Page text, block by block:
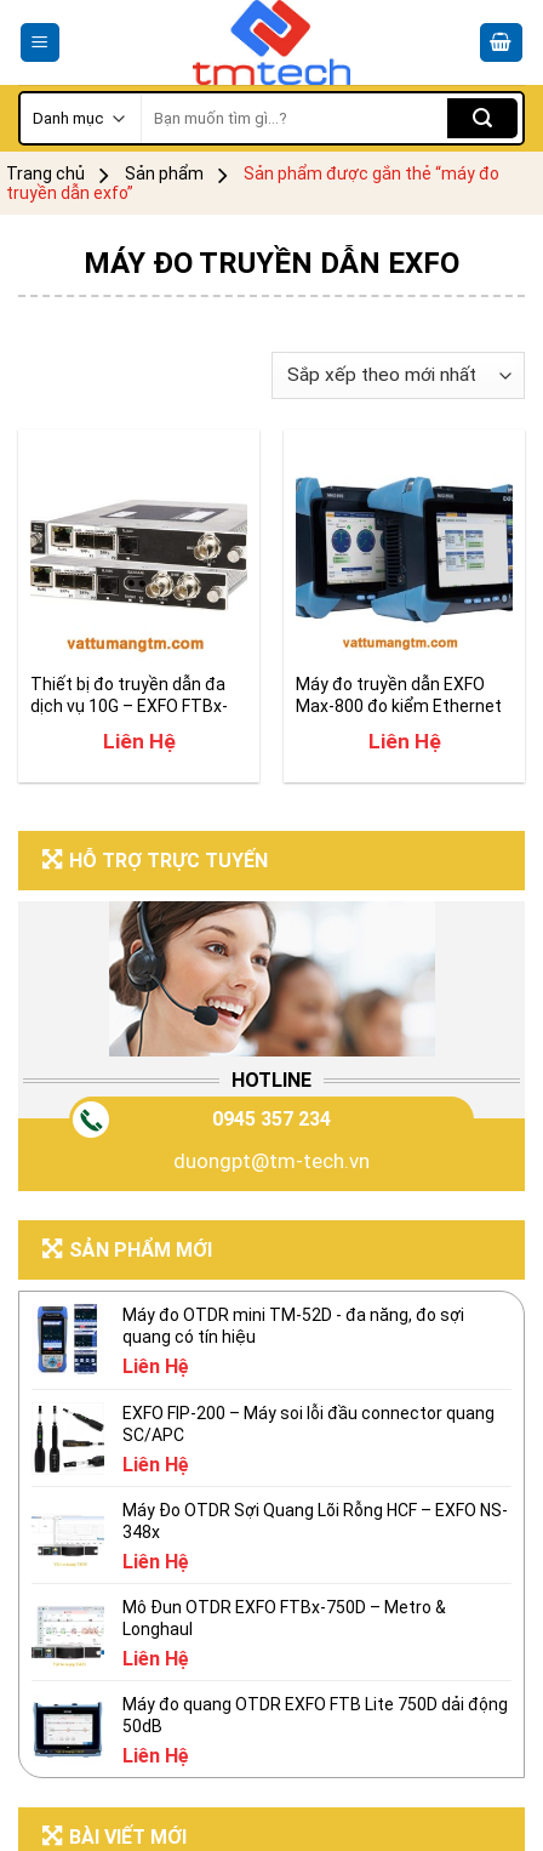
kiếm:
Trang chủ Sản phẩm
Sản phẩm được gắn thẻ “máy đo
truyền dẫn exfo”
HỖ TRỢ TRỰC TUYẾN
HOTLINE
0945 357 234
duongpt@tm-tech.vn
SẢN PHẨM MỚI
Máy đo OTDR mini TM-52D - đa năng, đo sợi
quang có tín hiệu
Liên Hệ
EXFO FIP-200 – Máy soi lỗi đầu connector quang
SC/APC
Liên Hệ
Máy Đo OTDR Sợi Quang Lõi Rỗng HCF – EXFO NS-
348x
Liên Hệ
Mô Đun OTDR EXFO FTBx-750D – Metro &
Longhaul
Liên Hệ
Máy đo quang OTDR EXFO FTB Lite 750D dải động
50dB
Liên Hệ
BÀI VIẾT MỚI
MÁY ĐO TRUYỀN DẪN EXFO
Thiết bị đo truyền dẫn đa
dịch vụ 10G – EXFO FTBx-
Liên Hệ
Máy đo truyền dẫn EXFO
Max-800 đo kiểm Ethernet
Liên Hệ